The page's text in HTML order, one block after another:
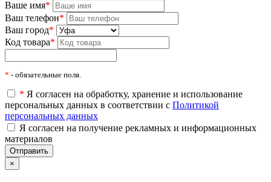
Ваше имя*
Ваш телефон*
Ваш город*
Код товара*
* - обязательные поля.
* Я согласен на обработку, хранение и использование
персональных данных в соответствии с Политикой
персональных данных
Я согласен на получение рекламных и информационных
материалов
×